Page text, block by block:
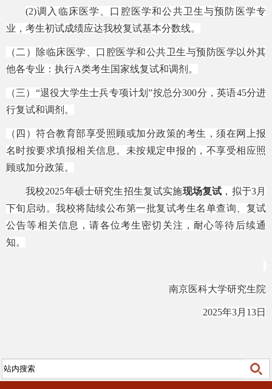
(2)调入临床医学、口腔医学和公共卫生与预防医学专
业，考生初试成绩应达我校复试基本分数线。
（二）除临床医学、口腔医学和公共卫生与预防医学以外其
他各专业：执行A类考生国家线复试和调剂。
（三） “退役大学生士兵专项计划”按总分300分，英语45分进
行复试和调剂。
（四）符合教育部享受照顾或加分政策的考生，须在网上报
名时按要求填报相关信息。未按规定申报的，不享受相应照
顾或加分政策。
我校2025年硕士研究生招生复试实施现场复试 ，拟于3月
下旬启动。我校将陆续公布第一批复试考生名单查询、复试
公告等相关信息，请各位考生密切关注，耐心等待后续通
知。
南京医科大学研究生院
2025年3月13日